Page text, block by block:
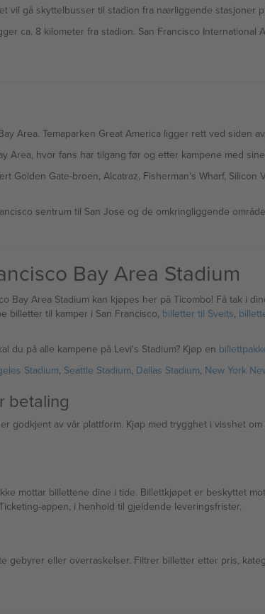
vil gå skyttelbusser til stadion fra nærliggende stasjoner
ca. 8 kilometer fra stadion. San Francisco
Area. Temaparken Great America ligger rett ved siden
Area, hvor fans har tilgang før og etter kampene med
Golden Gate-broen, Alcatraz, Fisherman's Wharf,
sentrum til San Jose og de omkringliggende
Bay Area Stadium
Bay Area Stadium kan kjøpes her på Ticombo! Få tak i
billetter til kamper i San Francisco, billetter til Sveits,
du på alle kampene på Levi's Stadium? Kjøp en
Stadium, Seattle Stadium, Dallas Stadium, New York
betaling
godkjent av vår plattform. Kjøp med trygghet i visshet
mottar billettene dine i tide. Billettkjøpet er beskyttet
appen, i henhold til gjeldende leveringsfrister.
gebyrer eller overraskelser. Filtrer billetter etter pris,